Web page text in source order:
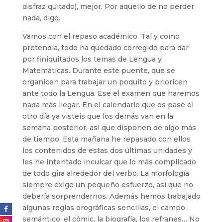
disfraz quitado), mejor. Por aquello de no perder
nada, digo.
Vamos con el repaso académico. Tal y como
pretendía, todo ha quedado corregido para dar
por finiquitados los temas de Lengua y
Matemáticas. Durante este puente, que se
organicen para trabajar un poquito y prioricen
ante todo la Lengua. Ese el examen que haremos
nada más llegar. En el calendario que os pasé el
otro día ya visteis que los demás van en la
semana posterior, así que disponen de algo más
de tiempo. Esta mañana he repasado con ellos
los contenidos de estas dos últimas unidades y
les he intentado inculcar que lo más complicado
de todo gira alrededor del verbo. La morfología
siempre exige un pequeño esfuerzo, así que no
debería sorprendernos. Además hemos trabajado
algunas reglas orográficas sencillas, el campo
semántico, el cómic, la biografía, los refranes… No